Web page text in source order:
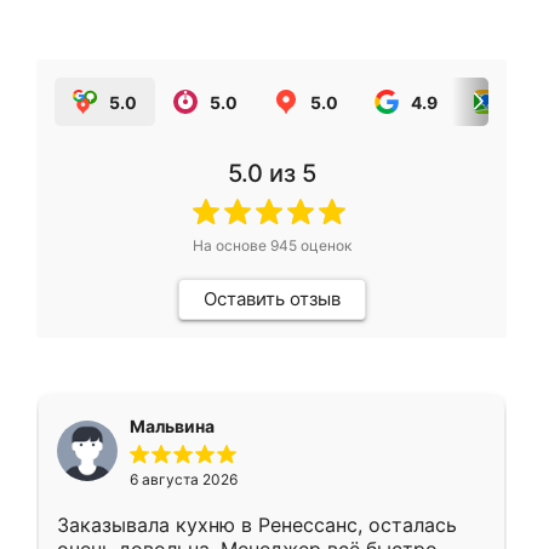
5.0 5.0 5.0 4.9
5.0 из 5
На основе 945оценок
Оставить отзыв
Мальвина
6 августа 2026
Заказывала кухню в Ренессанс, осталась